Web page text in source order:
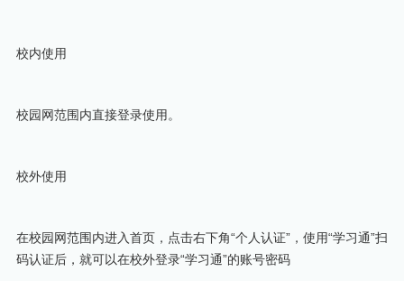
校内使用
校园网范围内直接登录使用。
校外使用
在校园网范围内进入首页，点击右下角“个人认证”，使用“学习通”扫
码认证后，就可以在校外登录“学习通”的账号密码